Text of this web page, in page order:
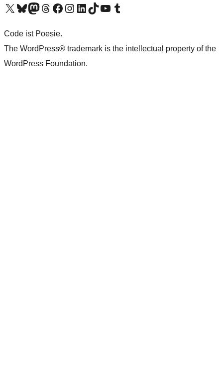
Unser X-Konto (früher Twitter) besuchen
Unser Bluesky-Konto besuchen
Unser Mastodon-Konto besuchen
Unser Threads-Konto besuchen
Unsere Facebook-Seite besuchen
Unser Instagram-Konto besuchen
Unser LinkedIn-Konto besuchen
Unser TikTok-Konto besuchen
Unseren YouTube-Kanal besuchen
Unser Tumblr-Konto besuchen
Code ist Poesie.
The WordPress® trademark is the intellectual property of the
WordPress Foundation.